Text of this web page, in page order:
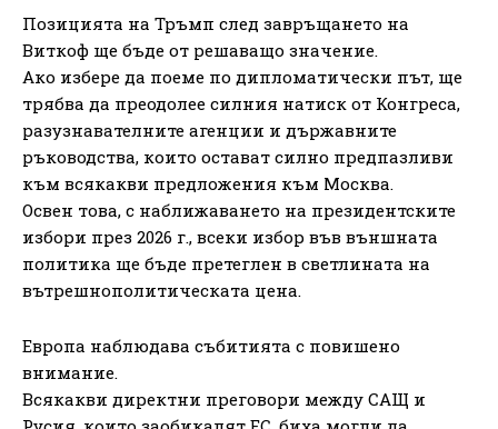
Позицията на Тръмп след завръщането на
Виткоф ще бъде от решаващо значение.
Ако избере да поеме по дипломатически път, ще
трябва да преодолее силния натиск от Конгреса,
разузнавателните агенции и държавните
ръководства, които остават силно предпазливи
към всякакви предложения към Москва.
Освен това, с наближаването на президентските
избори през 2026 г., всеки избор във външната
политика ще бъде претеглен в светлината на
вътрешнополитическата цена.
Европа наблюдава събитията с повишено
внимание.
Всякакви директни преговори между САЩ и